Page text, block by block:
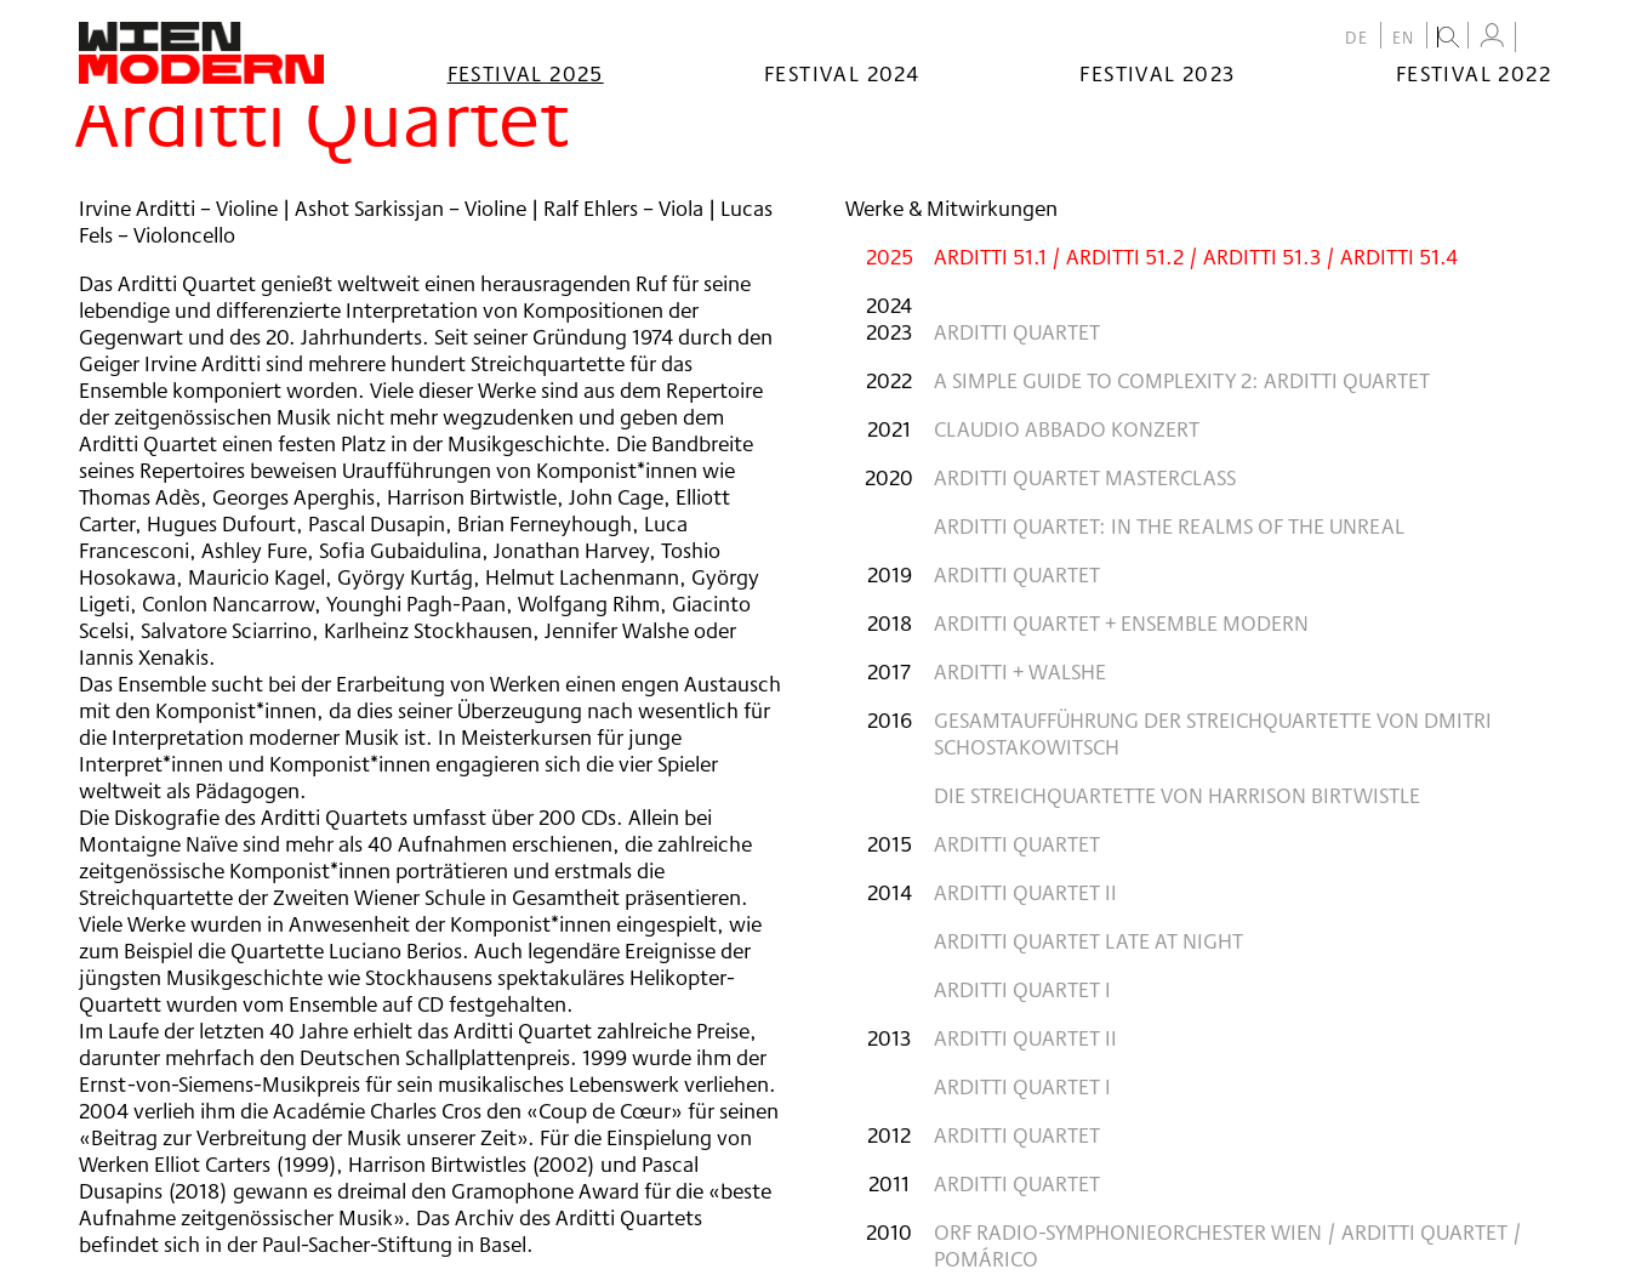
springen
DE EN
FESTIVAL 2025 FESTIVAL 2024 FESTIVAL 2023 FESTIVAL 2022
Filter
Arditti Quartet
Irvine Arditti – Violine | Ashot Sarkissjan – Violine | Ralf Ehlers – Viola | Lucas
Fels – Violoncello
Das Arditti Quartet genießt weltweit einen herausragenden Ruf für seine
lebendige und differenzierte Interpretation von Kompositionen der
Gegenwart und des 20. Jahrhunderts. Seit seiner Gründung 1974 durch den
Geiger Irvine Arditti sind mehrere hundert Streichquartette für das
Ensemble komponiert worden. Viele dieser Werke sind aus dem Repertoire
der zeitgenössischen Musik nicht mehr wegzudenken und geben dem
Arditti Quartet einen festen Platz in der Musikgeschichte. Die Bandbreite
seines Repertoires beweisen Uraufführungen von Komponist*innen wie
Thomas Adès, Georges Aperghis, Harrison Birtwistle, John Cage, Elliott
Carter, Hugues Dufourt, Pascal Dusapin, Brian Ferneyhough, Luca
Francesconi, Ashley Fure, Sofia Gubaidulina, Jonathan Harvey, Toshio
Hosokawa, Mauricio Kagel, György Kurtág, Helmut Lachenmann, György
Ligeti, Conlon Nancarrow, Younghi Pagh-Paan, Wolfgang Rihm, Giacinto
Scelsi, Salvatore Sciarrino, Karlheinz Stockhausen, Jennifer Walshe oder
Iannis Xenakis.
Das Ensemble sucht bei der Erarbeitung von Werken einen engen Austausch
mit den Komponist*innen, da dies seiner Überzeugung nach wesentlich für
die Interpretation moderner Musik ist. In Meisterkursen für junge
Interpret*innen und Komponist*innen engagieren sich die vier Spieler
weltweit als Pädagogen.
Die Diskografie des Arditti Quartets umfasst über 200 CDs. Allein bei
Montaigne Naïve sind mehr als 40 Aufnahmen erschienen, die zahlreiche
zeitgenössische Komponist*innen porträtieren und erstmals die
Streichquartette der Zweiten Wiener Schule in Gesamtheit präsentieren.
Viele Werke wurden in Anwesenheit der Komponist*innen eingespielt, wie
zum Beispiel die Quartette Luciano Berios. Auch legendäre Ereignisse der
jüngsten Musikgeschichte wie Stockhausens spektakuläres Helikopter-
Quartett wurden vom Ensemble auf CD festgehalten.
Im Laufe der letzten 40 Jahre erhielt das Arditti Quartet zahlreiche Preise,
darunter mehrfach den Deutschen Schallplattenpreis. 1999 wurde ihm der
Ernst-von-Siemens-Musikpreis für sein musikalisches Lebenswerk verliehen.
2004 verlieh ihm die Académie Charles Cros den «Coup de Cœur» für seinen
«Beitrag zur Verbreitung der Musik unserer Zeit». Für die Einspielung von
Werken Elliot Carters (1999), Harrison Birtwistles (2002) und Pascal
Dusapins (2018) gewann es dreimal den Gramophone Award für die «beste
Aufnahme zeitgenössischer Musik». Das Archiv des Arditti Quartets
befindet sich in der Paul-Sacher-Stiftung in Basel.
Werke & Mitwirkungen
2025
ARDITTI 51.1 / ARDITTI 51.2 / ARDITTI 51.3 / ARDITTI 51.4
2024
2023
ARDITTI QUARTET
2022
A SIMPLE GUIDE TO COMPLEXITY 2: ARDITTI QUARTET
2021
CLAUDIO ABBADO KONZERT
2020
ARDITTI QUARTET MASTERCLASS
ARDITTI QUARTET: IN THE REALMS OF THE UNREAL
2019
ARDITTI QUARTET
2018
ARDITTI QUARTET + ENSEMBLE MODERN
2017
ARDITTI + WALSHE
2016
GESAMTAUFFÜHRUNG DER STREICHQUARTETTE VON DMITRI
SCHOSTAKOWITSCH
DIE STREICHQUARTETTE VON HARRISON BIRTWISTLE
2015
ARDITTI QUARTET
2014
ARDITTI QUARTET II
ARDITTI QUARTET LATE AT NIGHT
ARDITTI QUARTET I
2013
ARDITTI QUARTET II
ARDITTI QUARTET I
2012
ARDITTI QUARTET
2011
ARDITTI QUARTET
2010
ORF RADIO-SYMPHONIEORCHESTER WIEN / ARDITTI QUARTET /
POMÁRICO